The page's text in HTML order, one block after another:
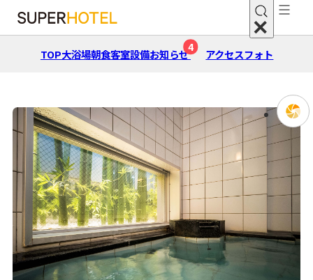
TOP大浴場朝⾷客室設備お知らせ
4
アクセスフォト